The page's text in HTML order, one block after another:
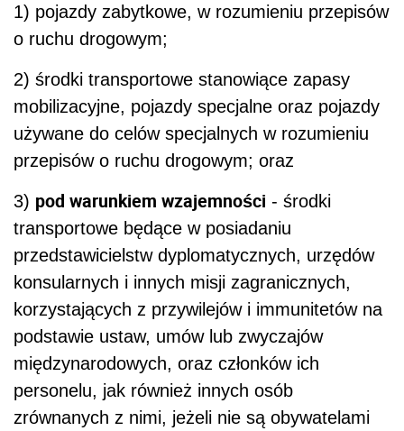
1) pojazdy zabytkowe, w rozumieniu przepisów
o ruchu drogowym;
2) środki transportowe stanowiące zapasy
mobilizacyjne, pojazdy specjalne oraz pojazdy
używane do celów specjalnych w rozumieniu
przepisów o ruchu drogowym; oraz
3) pod warunkiem wzajemności - środki
transportowe będące w posiadaniu
przedstawicielstw dyplomatycznych, urzędów
konsularnych i innych misji zagranicznych,
korzystających z przywilejów i immunitetów na
podstawie ustaw, umów lub zwyczajów
międzynarodowych, oraz członków ich
personelu, jak również innych osób
zrównanych z nimi, jeżeli nie są obywatelami